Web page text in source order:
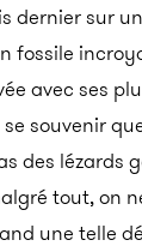
dernier sur
fossile
avec ses
souvenir
des lézards
tout, on
une telle